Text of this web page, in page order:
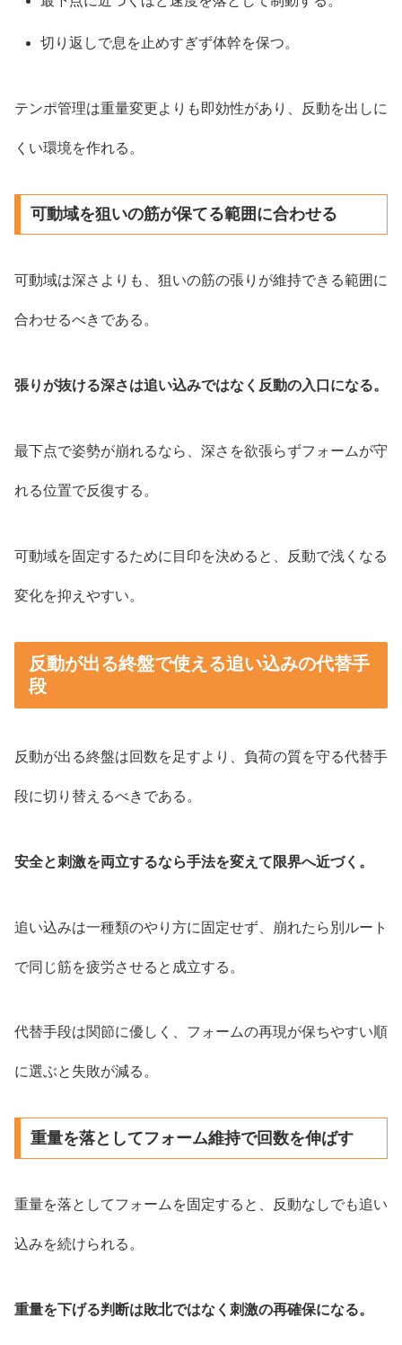
切り返しで息を止めすぎず体幹を保つ。
テンポ管理は重量変更よりも即効性があり、反動を出しに
くい環境を作れる。
可動域を狙いの筋が保てる範囲に合わせる
可動域は深さよりも、狙いの筋の張りが維持できる範囲に
合わせるべきである。
張りが抜ける深さは追い込みではなく反動の入口になる。
最下点で姿勢が崩れるなら、深さを欲張らずフォームが守
れる位置で反復する。
可動域を固定するために目印を決めると、反動で浅くなる
変化を抑えやすい。
反動が出る終盤で使える追い込みの代替手
段
反動が出る終盤は回数を足すより、負荷の質を守る代替手
段に切り替えるべきである。
安全と刺激を両立するなら手法を変えて限界へ近づく。
追い込みは一種類のやり方に固定せず、崩れたら別ルート
で同じ筋を疲労させると成立する。
代替手段は関節に優しく、フォームの再現が保ちやすい順
に選ぶと失敗が減る。
重量を落としてフォーム維持で回数を伸ばす
重量を落としてフォームを固定すると、反動なしでも追い
込みを続けられる。
重量を下げる判断は敗北ではなく刺激の再確保になる。